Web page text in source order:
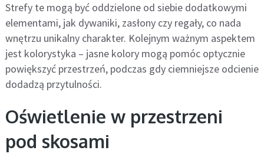
Strefy te mogą być oddzielone od siebie dodatkowymi
elementami, jak dywaniki, zasłony czy regały, co nada
wnętrzu unikalny charakter. Kolejnym ważnym aspektem
jest kolorystyka – jasne kolory mogą pomóc optycznie
powiększyć przestrzeń, podczas gdy ciemniejsze odcienie
dodadzą przytulności.
Oświetlenie w przestrzeni
pod skosami